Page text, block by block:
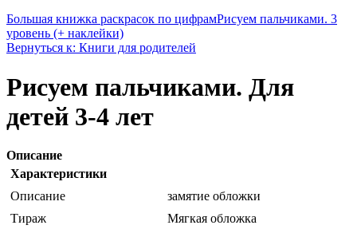
Большая книжка раскрасок по цифрамРисуем пальчиками. 3
уровень (+ наклейки)
Вернуться к: Книги для родителей
Рисуем пальчиками. Для
детей 3-4 лет
Описание
Характеристики
Описание
замятие обложки
Тираж
Мягкая обложка